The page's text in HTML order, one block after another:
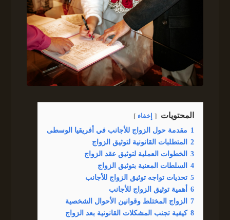
المحتويات إخفاء
1 مقدمة حول الزواج للأجانب في أفريقيا الوسطى
2
المتطلبات القانونية لتوثيق الزواج
3
الخطوات العملية لتوثيق عقد الزواج
4
السلطات المعنية بتوثيق الزواج
5 تحديات تواجه توثيق الزواج للأجانب
6
أهمية توثيق الزواج للأجانب
7
الزواج المختلط وقوانين الأحوال الشخصية
8 كيفية تجنب المشكلات القانونية بعد الزواج